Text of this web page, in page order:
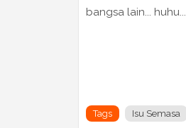
bangsa lain... huhu...
Tags Isu Semasa